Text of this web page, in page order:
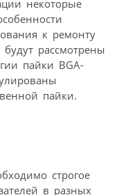
некоторые
к ремонту
рассмотрены
пайки BGA-
пайки.
строгое
в разных